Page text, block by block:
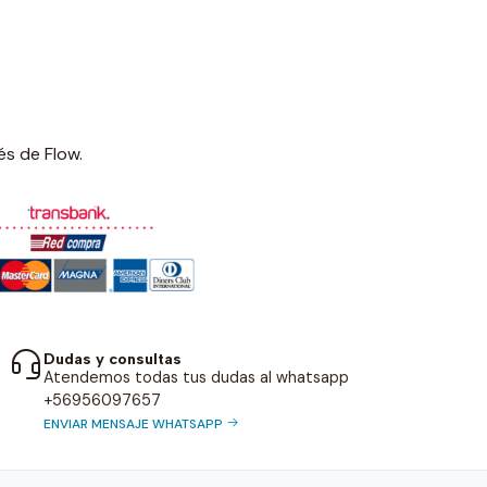
de Flow.
Dudas y consultas
Atendemos todas tus dudas al whatsapp
+56956097657
ENVIAR MENSAJE WHATSAPP